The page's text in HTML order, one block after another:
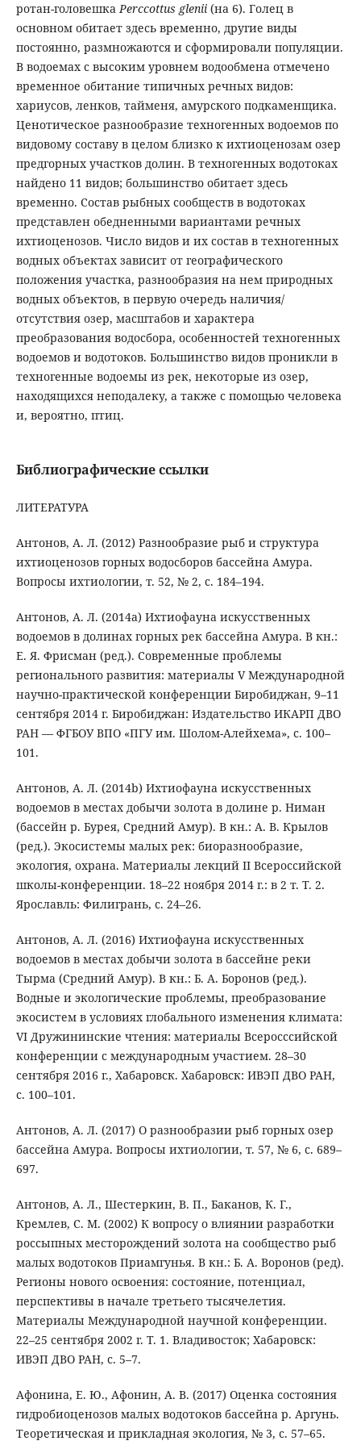
ротан-головешкаPerccottus glenii (на 6). Голец в
основном обитает здесь временно, другие виды
постоянно, размножаются и сформировали популяции.
В водоемах с высоким уровнем водообмена отмечено
временное обитание типичных речных видов:
хариусов, ленков, тайменя, амурского подкаменщика.
Ценотическое разнообразие техногенных водоемов по
видовому составу в целом близко к ихтиоценозам озер
предгорных участков долин. В техногенных водотоках
найдено 11 видов; большинство обитает здесь
временно. Состав рыбных сообществ в водотоках
представлен обедненными вариантами речных
ихтиоценозов. Число видов и их состав в техногенных
водных объектах зависит от географического
положения участка, разнообразия на нем природных
водных объектов, в первую очередь наличия/
отсутствия озер, масштабов и характера
преобразования водосбора, особенностей техногенных
водоемов и водотоков. Большинство видов проникли в
техногенные водоемы из рек, некоторые из озер,
находящихся неподалеку, а также с помощью человека
и, вероятно, птиц.
Библиографические ссылки
ЛИТЕРАТУРА
Антонов, А. Л. (2012) Разнообразие рыб и структура
ихтиоценозов горных водосборов бассейна Амура.
Вопросы ихтиологии, т. 52, № 2, с. 184–194.
Антонов, А. Л. (2014a) Ихтиофауна искусственных
водоемов в долинах горных рек бассейна Амура. В кн.:
Е. Я. Фрисман (ред.). Современные проблемы
регионального развития: материалы V Международной
научно-практической конференции Биробиджан, 9–11
сентября 2014 г. Биробиджан: Издательство ИКАРП ДВО
РАН — ФГБОУ ВПО «ПГУ им. Шолом-Алейхема», с. 100–
101.
Антонов, А. Л. (2014b) Ихтиофауна искусственных
водоемов в местах добычи золота в долине р. Ниман
(бассейн р. Бурея, Средний Амур). В кн.: А. В. Крылов
(ред.). Экосистемы малых рек: биоразнообразие,
экология, охрана. Материалы лекций II Всероссийской
школы-конференции. 18–22 ноября 2014 г.: в 2 т. Т. 2.
Ярославль: Филигрань, с. 24–26.
Антонов, А. Л. (2016) Ихтиофауна искусственных
водоемов в местах добычи золота в бассейне реки
Тырма (Средний Амур). В кн.: Б. А. Боронов (ред.).
Водные и экологические проблемы, преобразование
экосистем в условиях глобального изменения климата:
VI Дружининские чтения: материалы Всеросссийской
конференции с международным участием. 28–30
сентября 2016 г., Хабаровск. Хабаровск: ИВЭП ДВО РАН,
с. 100–101.
Антонов, А. Л. (2017) О разнообразии рыб горных озер
бассейна Амура. Вопросы ихтиологии, т. 57, № 6, с. 689–
697.
Антонов, А. Л., Шестеркин, В. П., Баканов, К. Г.,
Кремлев, С. М. (2002) К вопросу о влиянии разработки
россыпных месторождений золота на сообщество рыб
малых водотоков Приамгунья. В кн.: Б. А. Воронов (ред).
Регионы нового освоения: состояние, потенциал,
перспективы в начале третьего тысячелетия.
Материалы Международной научной конференции.
22–25 сентября 2002 г. Т. 1. Владивосток; Хабаровск:
ИВЭП ДВО РАН, с. 5–7.
Афонина, Е. Ю., Афонин, А. В. (2017) Оценка состояния
гидробиоценозов малых водотоков бассейна р. Аргунь.
Теоретическая и прикладная экология, № 3, с. 57–65.